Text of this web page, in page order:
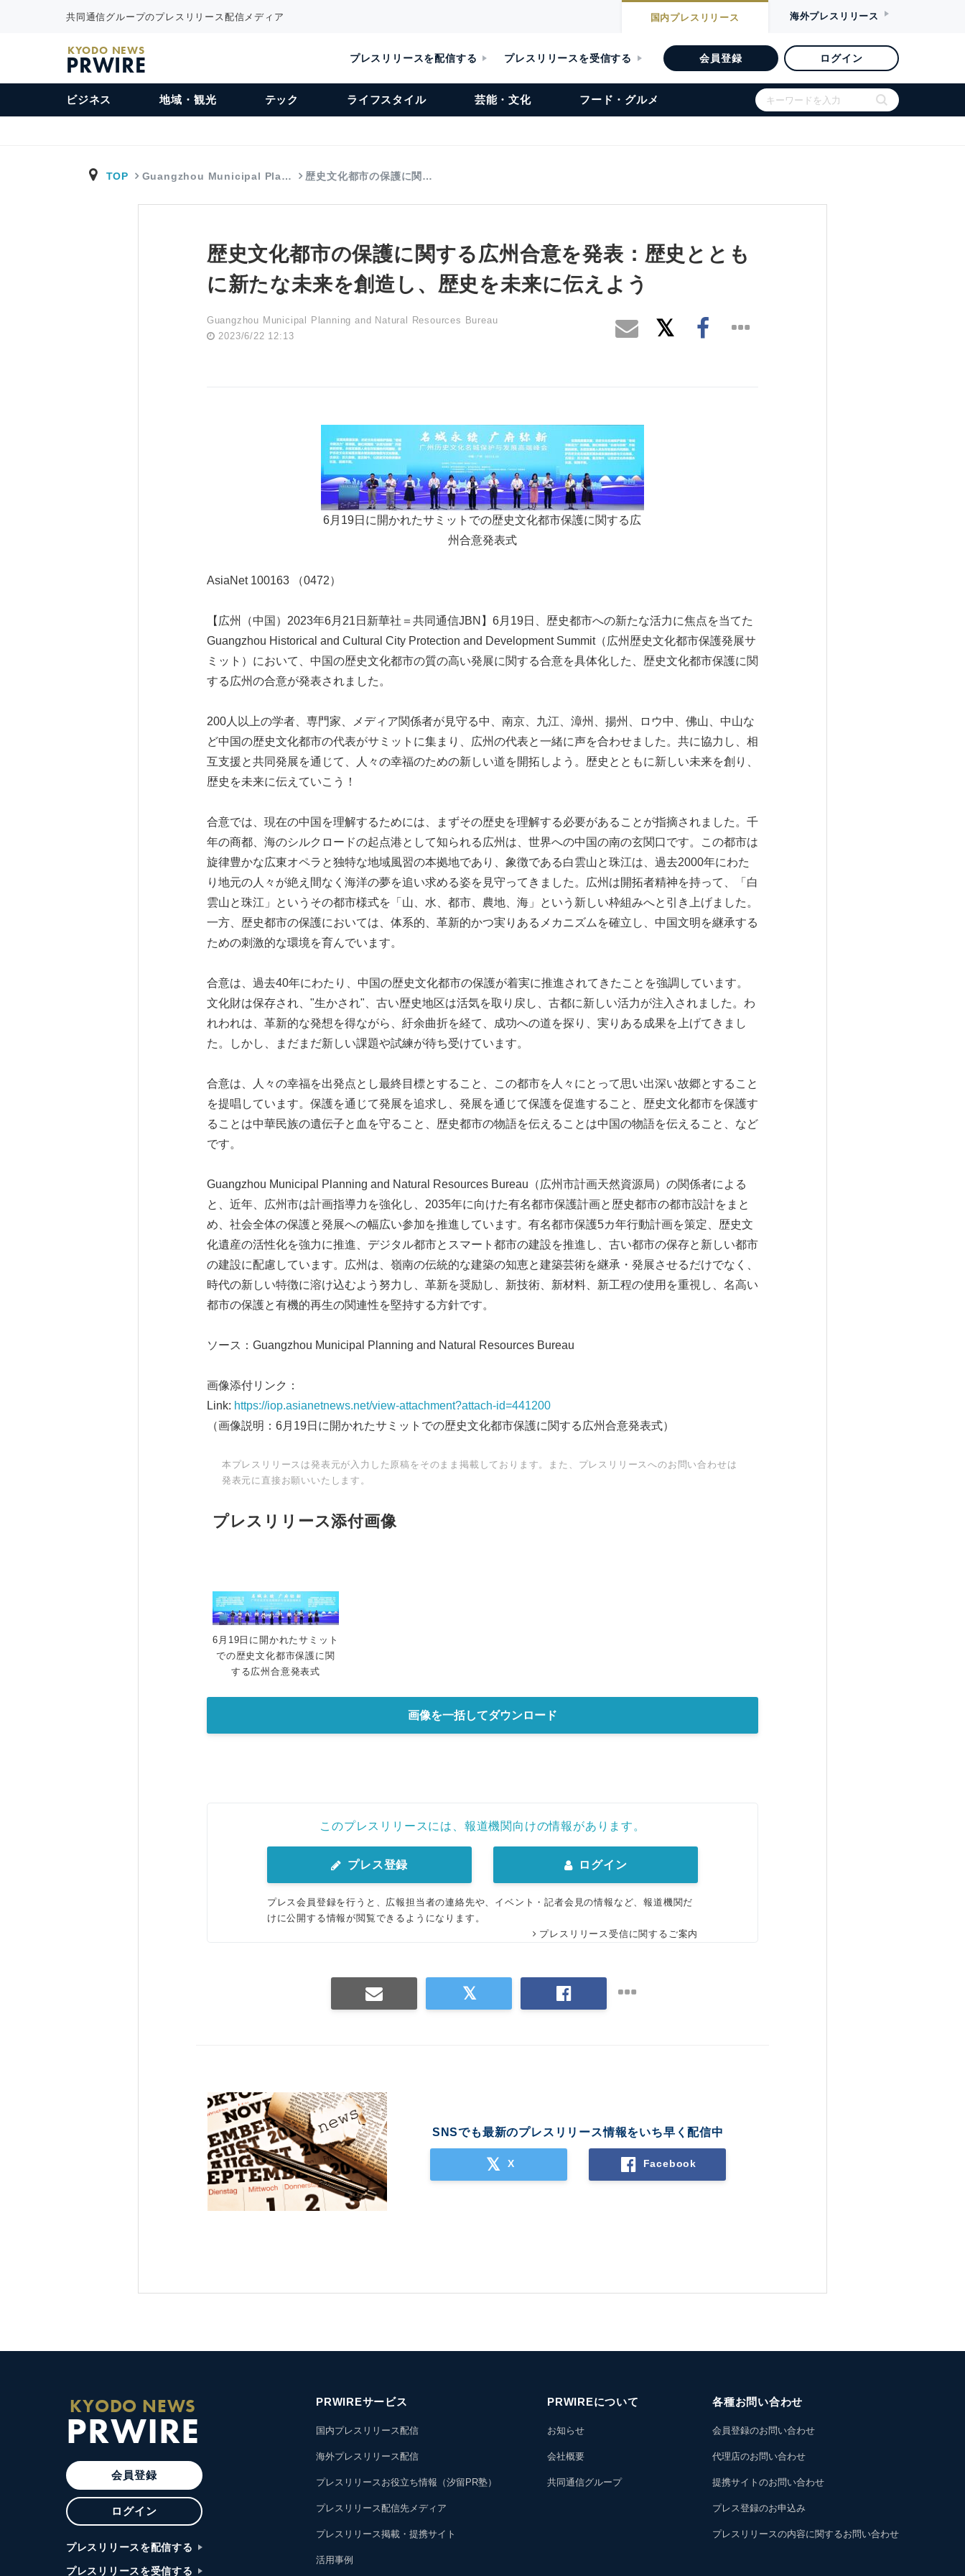
共同通信グループのプレスリリース配信メディア 国内プレスリリース 海外プレスリリース
KYODO NEWS
PRWIRE プレスリリースを配信する プレスリリースを受信する 会員登録 ログイン
ビジネス 地域・観光 テック ライフスタイル 芸能・文化 フード・グルメ
TOP Guangzhou Municipal Pla… 歴史文化都市の保護に関…
歴史文化都市の保護に関する広州合意を発表：歴史ととも
に新たな未来を創造し、歴史を未来に伝えよう
Guangzhou Municipal Planning and Natural Resources Bureau
2023/6/22 12:13
6月19日に開かれたサミットでの歴史文化都市保護に関する広
州合意発表式
AsiaNet 100163 （0472）
【広州（中国）2023年6月21日新華社＝共同通信JBN】6月19日、歴史都市への新たな活力に焦点を当てた
Guangzhou Historical and Cultural City Protection and Development Summit（広州歴史文化都市保護発展サ
ミット）において、中国の歴史文化都市の質の高い発展に関する合意を具体化した、歴史文化都市保護に関
する広州の合意が発表されました。
200人以上の学者、専門家、メディア関係者が見守る中、南京、九江、漳州、揚州、ロウ中、佛山、中山な
ど中国の歴史文化都市の代表がサミットに集まり、広州の代表と一緒に声を合わせました。共に協力し、相
互支援と共同発展を通じて、人々の幸福のための新しい道を開拓しよう。歴史とともに新しい未来を創り、
歴史を未来に伝えていこう！
合意では、現在の中国を理解するためには、まずその歴史を理解する必要があることが指摘されました。千
年の商都、海のシルクロードの起点港として知られる広州は、世界への中国の南の玄関口です。この都市は
旋律豊かな広東オペラと独特な地域風習の本拠地であり、象徴である白雲山と珠江は、過去2000年にわた
り地元の人々が絶え間なく海洋の夢を追い求める姿を見守ってきました。広州は開拓者精神を持って、「白
雲山と珠江」というその都市様式を「山、水、都市、農地、海」という新しい枠組みへと引き上げました。
一方、歴史都市の保護においては、体系的、革新的かつ実りあるメカニズムを確立し、中国文明を継承する
ための刺激的な環境を育んでいます。
合意は、過去40年にわたり、中国の歴史文化都市の保護が着実に推進されてきたことを強調しています。
文化財は保存され、"生かされ"、古い歴史地区は活気を取り戻し、古都に新しい活力が注入されました。わ
れわれは、革新的な発想を得ながら、紆余曲折を経て、成功への道を探り、実りある成果を上げてきまし
た。しかし、まだまだ新しい課題や試練が待ち受けています。
合意は、人々の幸福を出発点とし最終目標とすること、この都市を人々にとって思い出深い故郷とすること
を提唱しています。保護を通じて発展を追求し、発展を通じて保護を促進すること、歴史文化都市を保護す
ることは中華民族の遺伝子と血を守ること、歴史都市の物語を伝えることは中国の物語を伝えること、など
です。
Guangzhou Municipal Planning and Natural Resources Bureau（広州市計画天然資源局）の関係者による
と、近年、広州市は計画指導力を強化し、2035年に向けた有名都市保護計画と歴史都市の都市設計をまと
め、社会全体の保護と発展への幅広い参加を推進しています。有名都市保護5カ年行動計画を策定、歴史文
化遺産の活性化を強力に推進、デジタル都市とスマート都市の建設を推進し、古い都市の保存と新しい都市
の建設に配慮しています。広州は、嶺南の伝統的な建築の知恵と建築芸術を継承・発展させるだけでなく、
時代の新しい特徴に溶け込むよう努力し、革新を奨励し、新技術、新材料、新工程の使用を重視し、名高い
都市の保護と有機的再生の関連性を堅持する方針です。
ソース：Guangzhou Municipal Planning and Natural Resources Bureau
画像添付リンク：
Link: https://iop.asianetnews.net/view-attachment?attach-id=441200
（画像説明：6月19日に開かれたサミットでの歴史文化都市保護に関する広州合意発表式）
本プレスリリースは発表元が入力した原稿をそのまま掲載しております。また、プレスリリースへのお問い合わせは
発表元に直接お願いいたします。
プレスリリース添付画像
6月19日に開かれたサミット
での歴史文化都市保護に関
する広州合意発表式
画像を一括してダウンロード
このプレスリリースには、報道機関向けの情報があります。
プレス登録 ログイン
プレス会員登録を行うと、広報担当者の連絡先や、イベント・記者会見の情報など、報道機関だ
けに公開する情報が閲覧できるようになります。
プレスリリース受信に関するご案内
SNSでも最新のプレスリリース情報をいち早く配信中
X Facebook
KYODO NEWS
PRWIRE
会員登録
ログイン
プレスリリースを配信する
プレスリリースを受信する
PRWIREサービス
国内プレスリリース配信
海外プレスリリース配信
プレスリリースお役立ち情報（汐留PR塾）
プレスリリース配信先メディア
プレスリリース掲載・提携サイト
活用事例
PRWIREについて
お知らせ
会社概要
共同通信グループ
各種お問い合わせ
会員登録のお問い合わせ
代理店のお問い合わせ
提携サイトのお問い合わせ
プレス登録のお申込み
プレスリリースの内容に関するお問い合わせ
Japanese
English